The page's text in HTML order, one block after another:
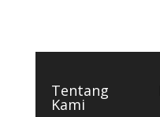
Tentang
Kami